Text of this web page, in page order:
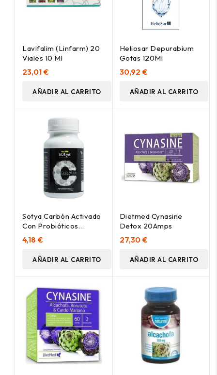
Lavifalim (Linfarm) 20
Viales 10 Ml
23,01 €
AÑADIR AL CARRITO
Heliosar Depurabium
Gotas 120Ml
30,92 €
AÑADIR AL CARRITO
Sotya Carbón Activado
Con Probióticos
90Caps
4,18 €
AÑADIR AL CARRITO
Dietmed Cynasine
Detox 20Amps
27,30 €
AÑADIR AL CARRITO